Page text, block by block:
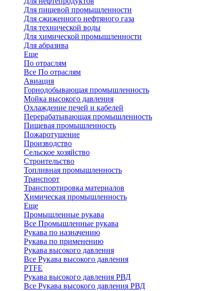
Для пищевой промышленности
Для сжиженного нефтяного газа
Для технической воды
Для химической промышленности
Для абразива
Еще
По отраслям
Все По отраслям
Авиация
Горнодобывающая промышленность
Мойка высокого давления
Охлаждение печей и кабелей
Перерабатывающая промышленность
Пищевая промышленность
Пожаротушение
Производство
Сельское хозяйство
Строительство
Топливная промышленность
Транспорт
Транспортировка материалов
Химическая промышленность
Еще
Промышленные рукава
Все Промышленные рукава
Рукава по назначению
Рукава по применению
Рукава высокого давления
Все Рукава высокого давления
PTFE
Рукава высокого давления РВД
Все Рукава высокого давления РВД